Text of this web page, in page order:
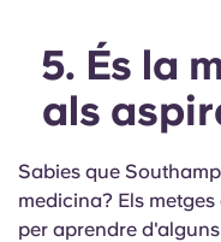
5. És la
als
Sabies que
medicina? Els
per aprendre